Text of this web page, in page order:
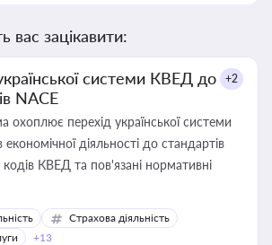
вас зацікавити:
системи КВЕД до
NACE
+2
охоплює перехід української системи
економічної діяльності до стандартів
КВЕД та пов'язані нормативні
Страхова діяльність
+13